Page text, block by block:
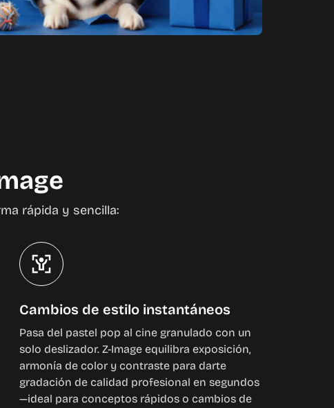
rápida y sencilla:
Cambios de estilo instantáneos
Pasa del pastel pop al cine granulado con un
solo deslizador. Z-Image equilibra exposición,
armonía de color y contraste para darte
gradación de calidad profesional en segundos
—ideal para conceptos rápidos o cambios de